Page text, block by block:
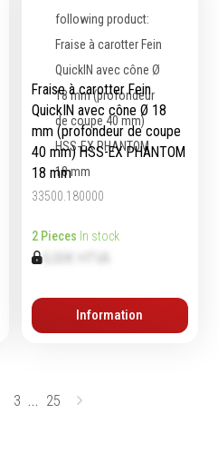
Fraise à carotter Fein
QuickIN avec cône Ø 18
mm (profondeur de coupe
40 mm) HSS-EX PHANTOM
18 mm
33500.180000
2 Pieces In stock
Information
3 ... 25